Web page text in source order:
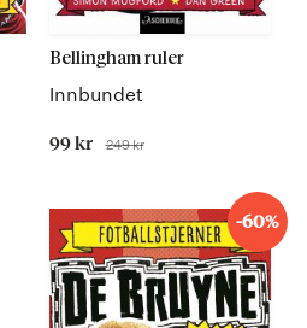
Bellingham ruler
Innbundet
Tilbudspris
99 kr Før
249 kr
-60%